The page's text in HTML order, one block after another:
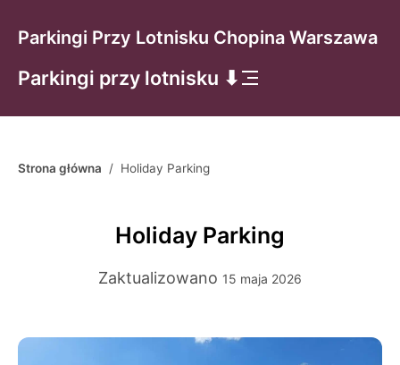
Parkingi Przy Lotnisku Chopina Warszawa
Parkingi przy lotnisku ⬇
Strona główna / Holiday Parking
Holiday Parking
Zaktualizowano 15 maja 2026